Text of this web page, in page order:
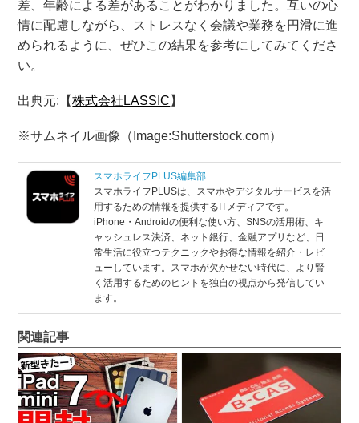
差、年齢による差があることがわかりました。互いの心
情に配慮しながら、ストレスなく会議や業務を円滑に進
められるように、ぜひこの結果を参考にしてみてくださ
い。
出典元:【株式会社LASSIC 】
※サムネイル画像（Image:Shutterstock.com）
スマホライフPLUS編集部
スマホライフPLUSは、スマホやデジタルサービスを活
用するための情報を提供するITメディアです。
iPhone・Androidの便利な使い方、SNSの活用術、キ
ャッシュレス決済、ネット銀行、金融アプリなど、日
常生活に役立つテクニックやお得な情報を紹介・レビ
ューしています。スマホが欠かせない時代に、より賢
く活用するためのヒントを独自の視点から発信してい
ます。
関連記事